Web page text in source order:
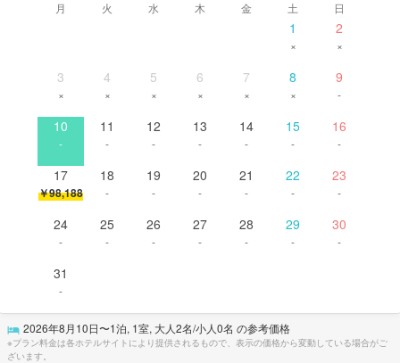
月 火 水 木 金 土 日
1
×
2
×
3
×
4
×
5
×
6
×
7
×
8
×
9
-
10
-
11
-
12
-
13
-
14
-
15
-
16
-
17
￥98,188
18
-
19
-
20
-
21
-
22
-
23
-
24
-
25
-
26
-
27
-
28
-
29
-
30
-
31
-
2026年8月10日〜1泊, 1室, 大人2名/小人0名 の参考価格
※プラン料金は各ホテルサイトにより提供されるもので、表示の価格から変動している場合がご
ざいます。